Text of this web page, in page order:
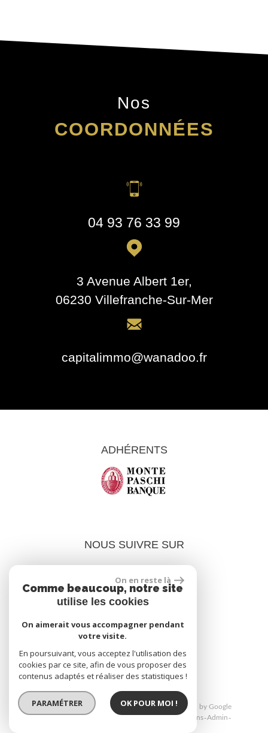
Nos
COORDONNÉES
04 93 76 33 99
3 Avenue Albert 1er,
06230 Villefranche-Sur-Mer
capitalimmo@wanadoo.fr
NOUS SUIVRE SUR
ADHÉRENTS
© 2026 | Tous droits réservés | Traduction powered by Google
Plan du site Mentions légales Nos honoraires Liens Admin
On en reste là
Comme beaucoup, notre site
utilise les cookies
On aimerait vous accompagner pendant
votre visite.
En poursuivant, vous acceptez l'utilisation des
cookies par ce site, afin de vous proposer des
contenus adaptés et réaliser des statistiques !
PARAMÉTRER OK POUR MOI !